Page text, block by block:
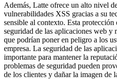
Además, Latte ofrece un alto nivel
vulnerabilidades XSS gracias a su
sensible al contexto. Esta protección
seguridad de las aplicaciones web y
que podrían poner en peligro a los
empresa. La seguridad de las
importante para mantener la
problemas de seguridad pueden
de los clientes y dañar la imagen de